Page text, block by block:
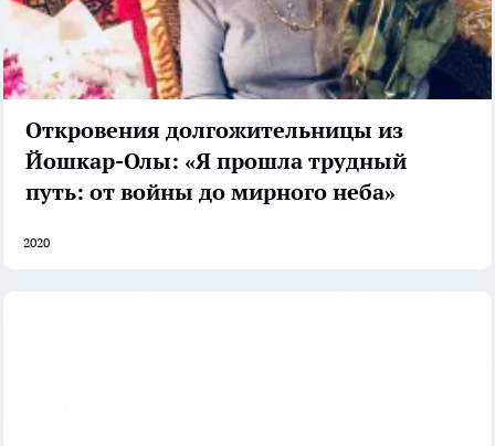
Откровения долгожительницы из
Йошкар-Олы: «Я прошла трудный
путь: от войны до мирного неба»
2020